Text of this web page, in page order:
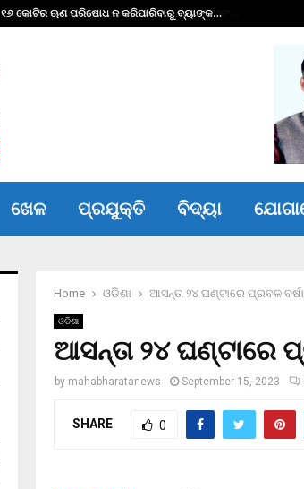
୧୬ କୋଟିର ଋଣ ପରିଷୋଧ ନ କରିପାରିବାରୁ ବ୍ୟାଙ୍କ…
ଖେଳ ପ୍ରଯୁକ୍ତି ବିଦ୍ୟା
Home ଓଡିଶା ଆସନ୍ତା ୨୪ ଘଣ୍ଟାରେ ପ୍ରବଳ
ଓଡିଶା
ଆସନ୍ତା ୨୪ ଘଣ୍ଟାରେ
by mahabharatanews September 15, 2023
SHARE 0